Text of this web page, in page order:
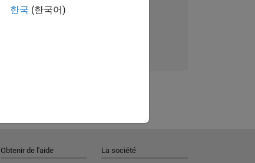
l'entreprise.
한국 (한국어)
Obtenir de l'aide La société